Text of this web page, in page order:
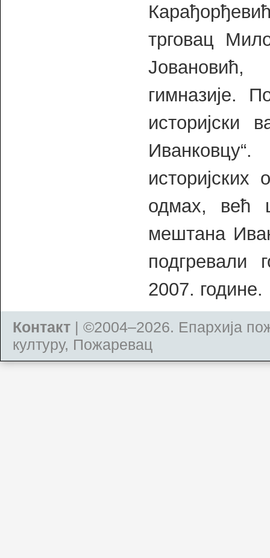
трговац
гимназије.
историјски
одмах, већ
мештана
подгревали
2007. године.
Контакт | ©2004–2026. Епархија
културу, Пожаревац